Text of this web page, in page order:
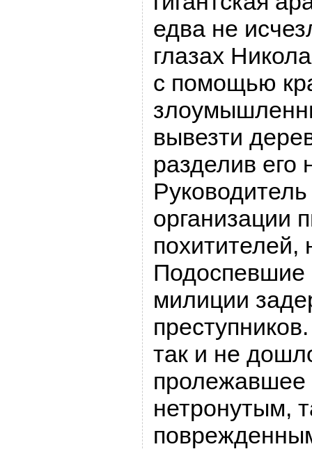
едва не
глазах
с помощью
вывезти
разделив его
организации
похитителей,
Подоспевшие
милиции
так и не
пролежавшее
нетронутым,